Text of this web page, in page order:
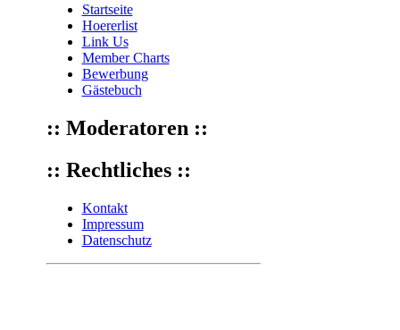
Startseite
Hoererlist
Link Us
Member Charts
Bewerbung
Gästebuch
:: Moderatoren ::
:: Rechtliches ::
Kontakt
Impressum
Datenschutz